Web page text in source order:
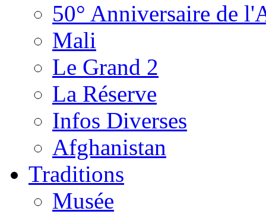
50° Anniversaire de
Mali
Le Grand 2
La Réserve
Infos Diverses
Afghanistan
Traditions
Musée